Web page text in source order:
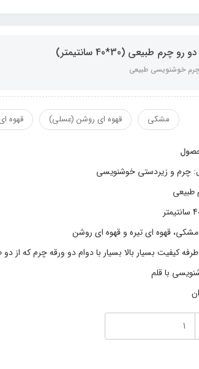
چرم طبیعی (30*40 سانتیمتر)
خوشنویسی طبیعی
مشکی قهوه ای روشن (عسلی) قهوه
چرم و زیردستی خوشنویسی
قهوه ای تیره و قهوه ای روشن
کیفیت بسیار بالا بسیار با دوام دو ورقه چرم که
با قلم